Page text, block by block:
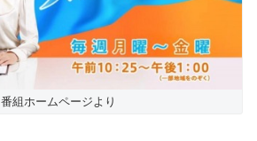
番組ホームページより